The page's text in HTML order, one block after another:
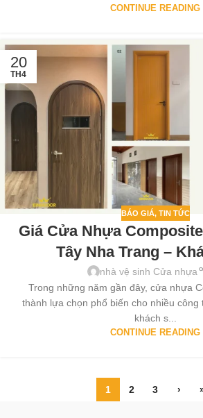
CONTINUE READING
20
TH4
BÁO GIÁ, TIN TỨC
Giá Cửa Nhựa
Tây Nha Trang –
nhà vệ sinh Cửa nhựa
Trong những năm gần đây, cửa nhựa
thành lựa chọn phổ biến cho nhiều công
khách s...
CONTINUE READING
1 2 3 ›